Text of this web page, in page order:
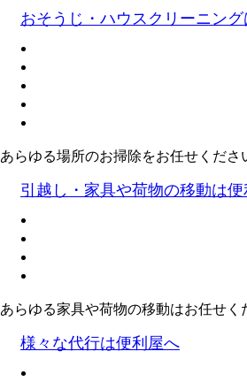
おそうじ・ハウスクリーニン
あらゆる場所のお掃除をお任せくださ
引越し・家具や荷物の移動は
あらゆる家具や荷物の移動はお任せく
様々な代行は便利屋へ